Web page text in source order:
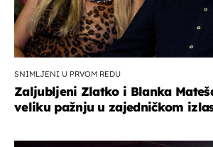
SNIMLJENI U PRVOM REDU
Zaljubljeni Zlatko i Blanka
veliku pažnju u zajedničkom